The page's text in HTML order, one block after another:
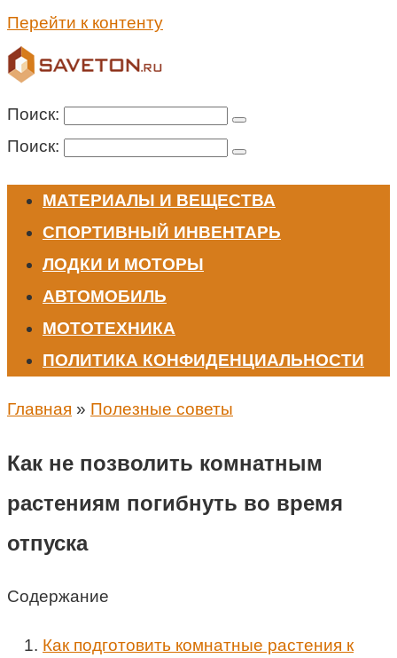
Перейти к контенту
Поиск:
Поиск:
МАТЕРИАЛЫ И ВЕЩЕСТВА
СПОРТИВНЫЙ ИНВЕНТАРЬ
ЛОДКИ И МОТОРЫ
АВТОМОБИЛЬ
МОТОТЕХНИКА
ПОЛИТИКА КОНФИДЕНЦИАЛЬНОСТИ
Главная » Полезные советы
Как не позволить комнатным
растениям погибнуть во время
отпуска
Содержание
Как подготовить комнатные растения к